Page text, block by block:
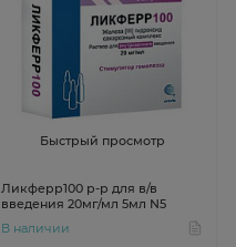
Быстрый просмотр
Ликферр100 р-р для в/в
введения 20мг/мл 5мл N5
В наличии